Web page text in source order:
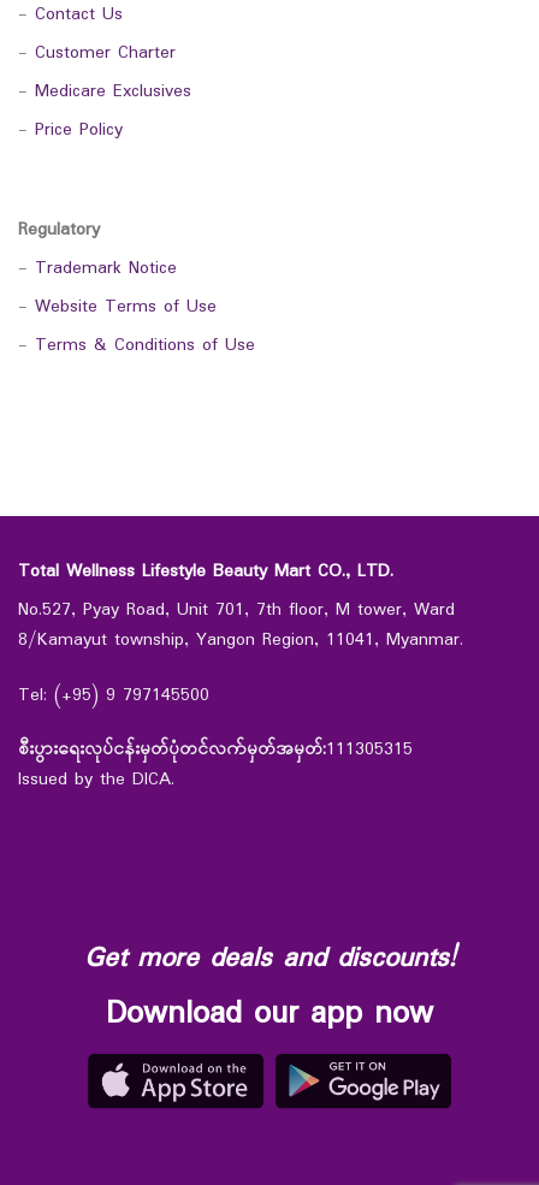
- Contact Us
- Customer Charter
- Medicare Exclusives
- Price Policy
Regulatory
- Trademark Notice
- Website Terms of Use
- Terms & Conditions of Use
Total Wellness Lifestyle Beauty Mart CO., LTD.
No.527, Pyay Road, Unit 701, 7th floor, M tower, Ward
8/Kamayut township, Yangon Region, 11041, Myanmar.
Tel: (+95) 9 797145500
စီးပွားရေးလုပ်ငန်းမှတ်ပုံတင်လက်မှတ်အမှတ်:111305315
Issued by the DICA.
Get more deals and discounts!
Download our app now